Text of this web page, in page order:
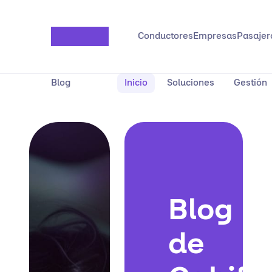
Conductores Empresas
Blog Inicio Soluciones Gestión
Blog
de